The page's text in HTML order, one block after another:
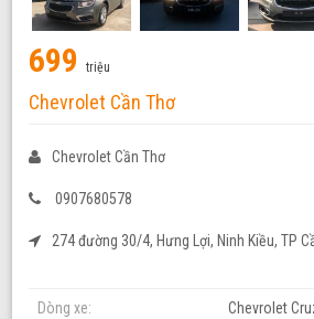
699triệu
Chevrolet Cần Thơ
Chevrolet Cần Thơ
0907680578
274 đường 30/4, Hưng Lợi, Ninh Kiều, TP
Dòng xe: Chevrolet